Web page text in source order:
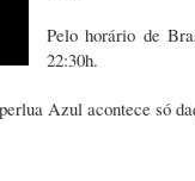
Pelo horário de
22:30h.
Azul acontece só